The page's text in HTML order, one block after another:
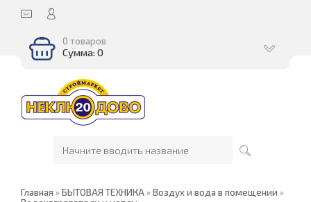
0 товаров
Сумма: 0
Главная »БЫТОВАЯ ТЕХНИКА»Воздух и вода в помещении »